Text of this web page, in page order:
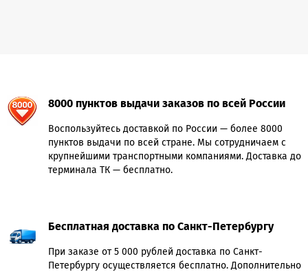
8000 пунктов выдачи заказов по всей России
Воспользуйтесь доставкой по России — более 8000
пунктов выдачи по всей стране. Мы сотрудничаем с
крупнейшими транспортными компаниями. Доставка до
терминала ТК — бесплатно.
Бесплатная доставка по Санкт-Петербургу
При заказе от 5 000 рублей доставка по Санкт-
Петербургу осуществляется бесплатно. Дополнительно